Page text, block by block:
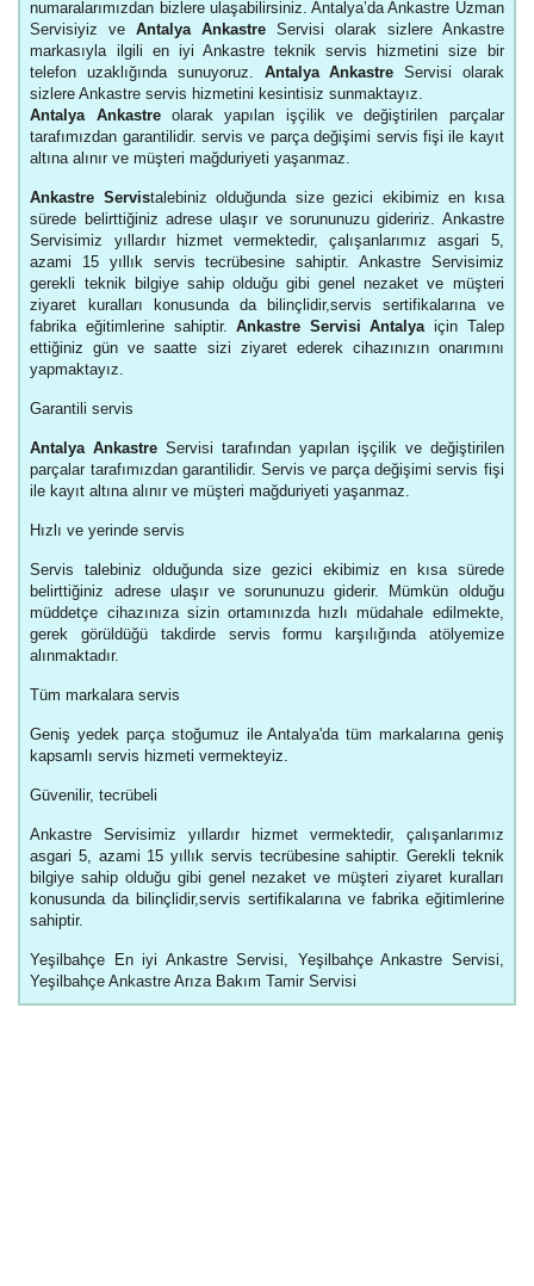
numaralarımızdan bizlere ulaşabilirsiniz. Antalya’da Ankastre Uzman
Servisiyiz veAntalya Ankastre Servisi olarak sizlere Ankastre
markasıyla ilgili en iyi Ankastre teknik servis hizmetini size bir
telefon uzaklığında sunuyoruz. Antalya Ankastre Servisi olarak
sizlere Ankastre servis hizmetini kesintisiz sunmaktayız.
Antalya Ankastreolarak yapılan işçilik ve değiştirilen parçalar
tarafımızdan garantilidir. servis ve parça değişimi servis fişi ile kayıt
altına alınır ve müşteri mağduriyeti yaşanmaz.
Ankastre Servistalebiniz olduğunda size gezici ekibimiz en kısa
sürede belirttiğiniz adrese ulaşır ve sorununuzu gideririz. Ankastre
Servisimiz yıllardır hizmet vermektedir, çalışanlarımız asgari 5,
azami 15 yıllık servis tecrübesine sahiptir. Ankastre Servisimiz
gerekli teknik bilgiye sahip olduğu gibi genel nezaket ve müşteri
ziyaret kuralları konusunda da bilinçlidir,servis sertifikalarına ve
fabrika eğitimlerine sahiptir.Ankastre Servisi Antalyaiçin Talep
ettiğiniz gün ve saatte sizi ziyaret ederek cihazınızın onarımını
yapmaktayız.
Garantili servis
Antalya Ankastre Servisi tarafından yapılan işçilik ve değiştirilen
parçalar tarafımızdan garantilidir. Servis ve parça değişimi servis fişi
ile kayıt altına alınır ve müşteri mağduriyeti yaşanmaz.
Hızlı ve yerinde servis
Servis talebiniz olduğunda size gezici ekibimiz en kısa sürede
belirttiğiniz adrese ulaşır ve sorununuzu giderir. Mümkün olduğu
müddetçe cihazınıza sizin ortamınızda hızlı müdahale edilmekte,
gerek görüldüğü takdirde servis formu karşılığında atölyemize
alınmaktadır.
Tüm markalara servis
Geniş yedek parça stoğumuz ile Antalya'da tüm markalarına geniş
kapsamlı servis hizmeti vermekteyiz.
Güvenilir, tecrübeli
Ankastre Servisimiz yıllardır hizmet vermektedir, çalışanlarımız
asgari 5, azami 15 yıllık servis tecrübesine sahiptir. Gerekli teknik
bilgiye sahip olduğu gibi genel nezaket ve müşteri ziyaret kuralları
konusunda da bilinçlidir,servis sertifikalarına ve fabrika eğitimlerine
sahiptir.
Yeşilbahçe En iyi Ankastre Servisi, Yeşilbahçe Ankastre Servisi,
Yeşilbahçe Ankastre Arıza Bakım Tamir Servisi